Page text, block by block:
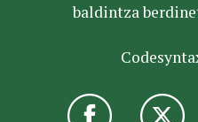
baldintza